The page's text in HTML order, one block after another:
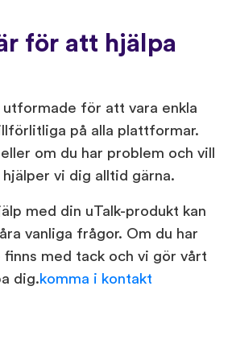
för att hjälpa
för att vara enkla
på alla plattformar.
om du har problem och vill
vi dig alltid gärna.
med din uTalk-produkt kan
vanliga frågor. Om du har
med tack och vi gör vårt
dig.komma i kontakt